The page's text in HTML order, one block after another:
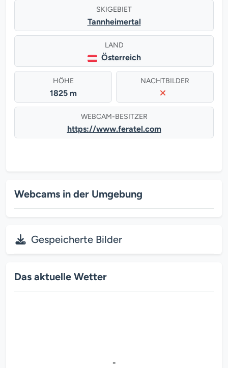
SKIGEBIET
Tannheimertal
LAND
Österreich
HÖHE
1825 m
NACHTBILDER
WEBCAM-BESITZER
https://www.feratel.com
Webcams in der Umgebung
Gespeicherte Bilder
Das aktuelle Wetter
-